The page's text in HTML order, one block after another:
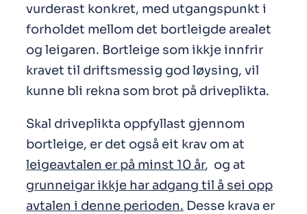
vurderast konkret, med utgangspunkt i
forholdet mellom det bortleigde arealet
og leigaren. Bortleige som ikkje innfrir
kravet til driftsmessig god løysing, vil
kunne bli rekna som brot på driveplikta.
Skal driveplikta oppfyllast gjennom
bortleige, er det også eit krav om at
leigeavtalen er på minst 10 år, og at
grunneigar ikkje har adgang til å sei opp
avtalen i denne perioden. Desse krava er